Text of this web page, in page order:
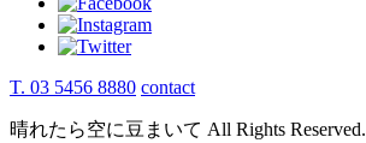
T. 03 5456 8880 contact
晴れたら空に豆まいて All Rights Reserved.